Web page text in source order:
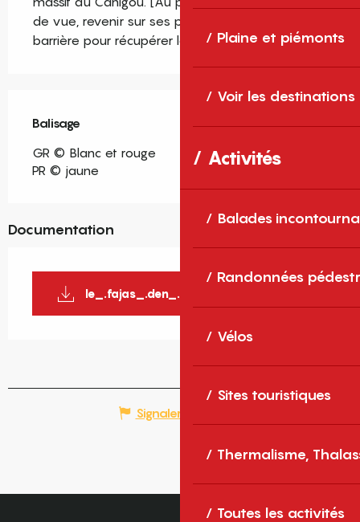
Plaine et piémonts
Voir les destinations
Activités
Balades
Randonnées
Vélos
Sites touristiques
Thermalisme,
Toutes les activités
de vue, revenir sur ses pas jusqu'après la
barrière pour récupérer le balisage]
Balisage
GR © Blanc et rouge
PR © jaune
Documentation
le_.fajas_.den_.baillette
Signaler une erreur